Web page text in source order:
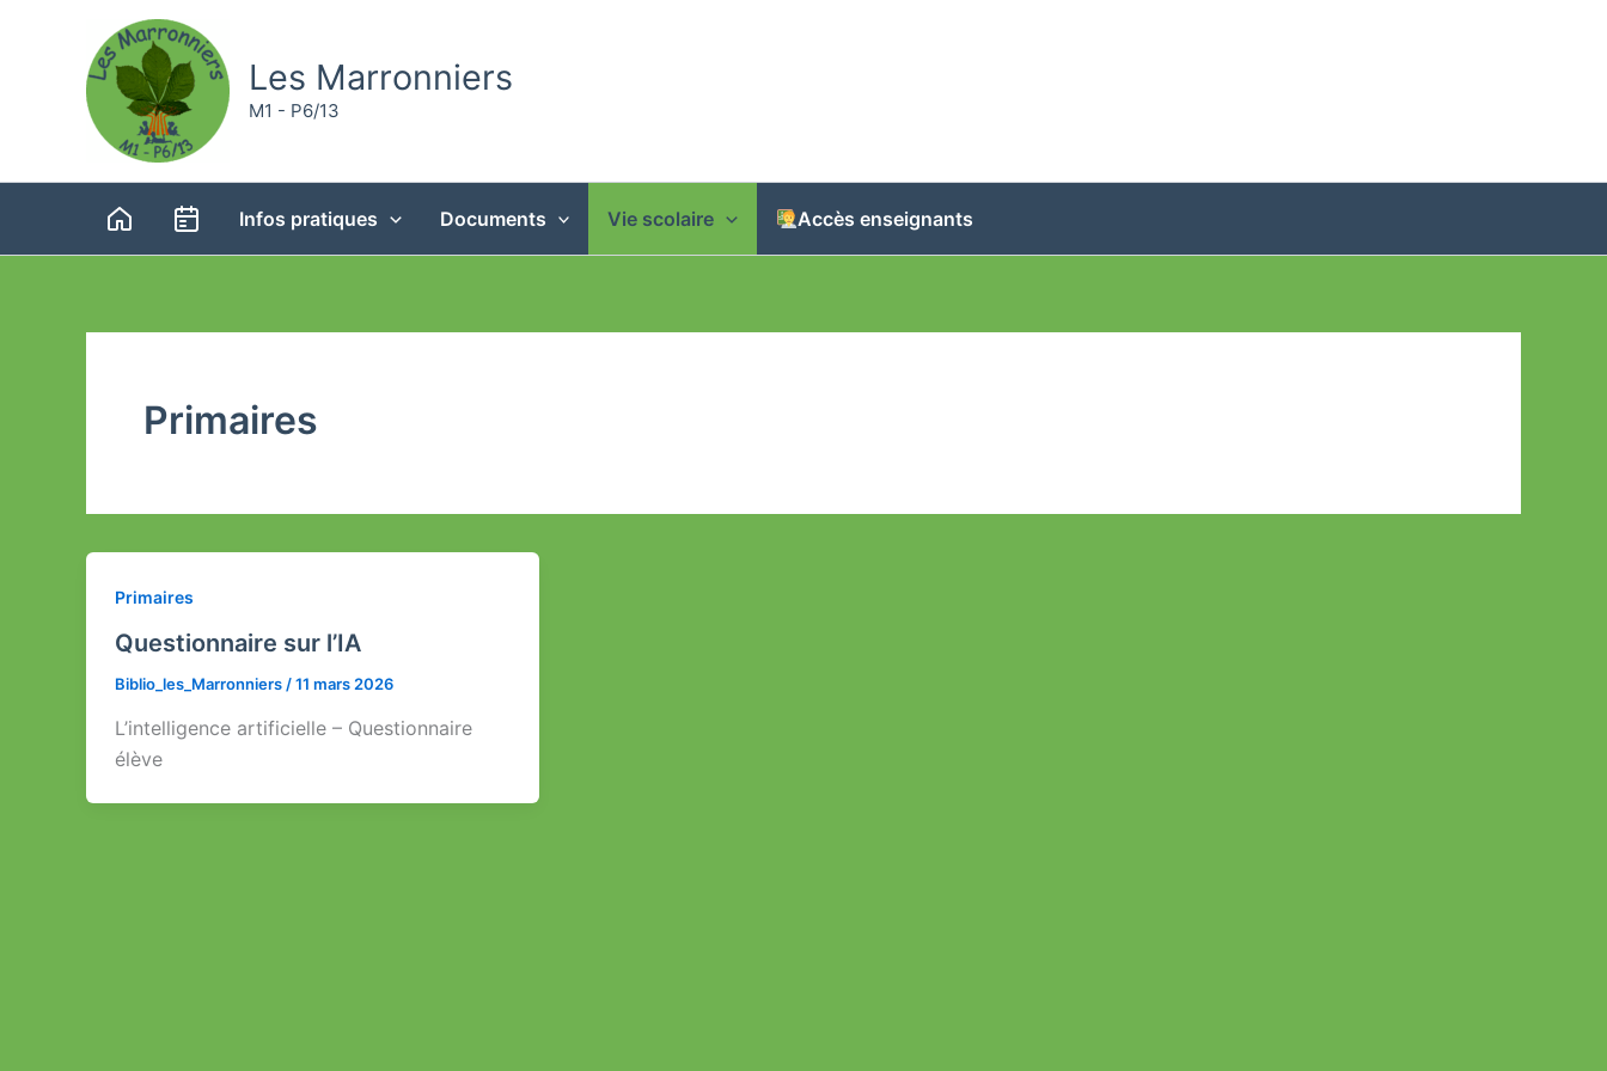
Les Marronniers
M1 - P6/13
Infos pratiques Documents Vie scolaire Accès enseignants
Primaires
Primaires
Questionnaire sur l’IA
Biblio_les_Marronniers /11 mars 2026
L’intelligence artificielle – Questionnaire
élève